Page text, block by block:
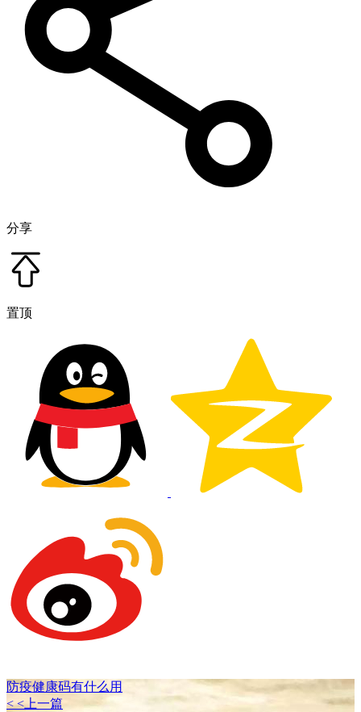
分享
置顶
防疫健康码有什么用
< <上一篇